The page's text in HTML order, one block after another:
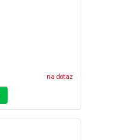
na dotaz